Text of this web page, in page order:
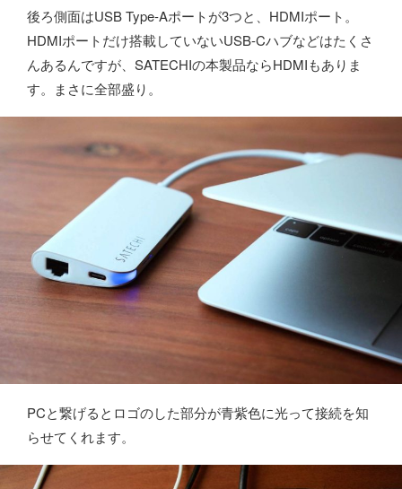
後ろ側面はUSB Type-Aポートが3つと、HDMIポート。
HDMIポートだけ搭載していないUSB-Cハブなどはたくさ
んあるんですが、SATECHIの本製品ならHDMIもありま
す。まさに全部盛り。
PCと繋げるとロゴのした部分が青紫色に光って接続を知
らせてくれます。